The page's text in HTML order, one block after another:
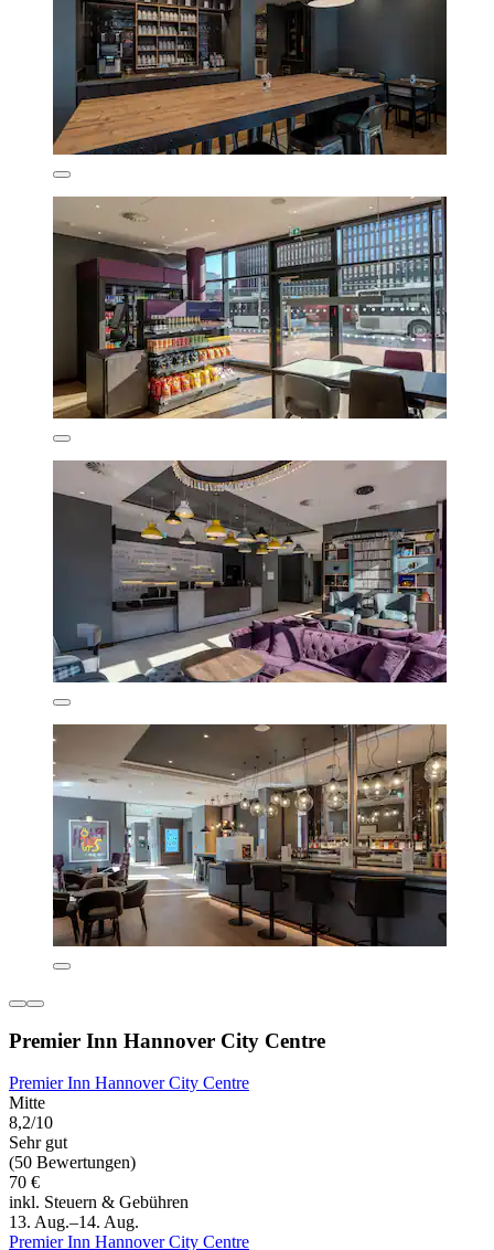
Premier Inn Hannover City Centre
Premier Inn Hannover City Centre
Mitte
8,2/10
Sehr gut
(50 Bewertungen)
70 €
inkl. Steuern & Gebühren
13. Aug.–14. Aug.
Premier Inn Hannover City Centre